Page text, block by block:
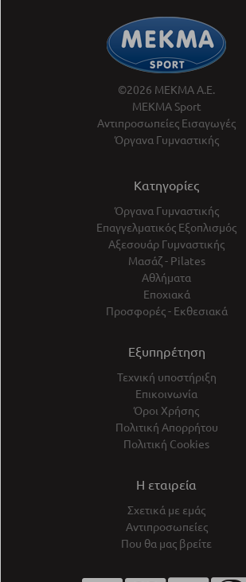
©2026 ΜΕΚΜΑ Α.Ε.
ΜΕΚΜΑ Sport
Αντιπροσωπείες Εισαγωγές
Όργανα Γυμναστικής
Κατηγορίες
Όργανα Γυμναστικής
Επαγγελματικός Εξοπλισμός
Αξεσουάρ Γυμναστικής
Μασάζ - Pilates
Αθλήματα
Εποχιακά
Προσφορές - Εκθεσιακά
Εξυπηρέτηση
Τεχνική υποστήριξη
Επικοινωνία
Όροι Χρήσης
Πολιτική Απορρήτου
Πολιτική Cookies
Η εταιρεία
Σχετικά με εμάς
Αντιπροσωπείες
Που θα μας βρείτε